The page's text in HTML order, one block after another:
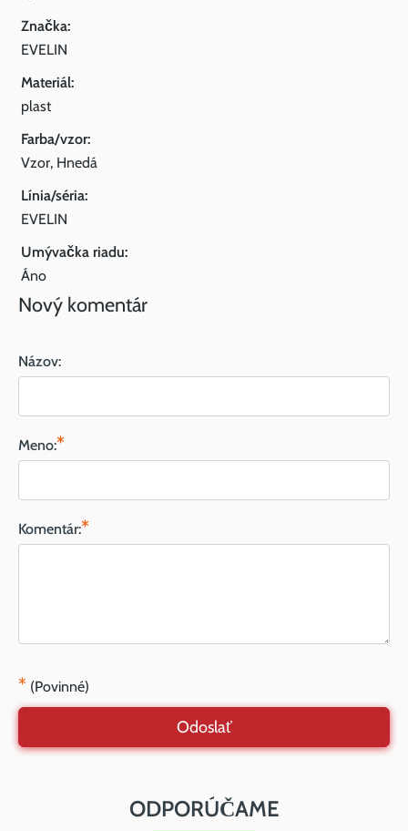
Značka:
EVELIN
Materiál:
plast
Farba/vzor:
Vzor, Hnedá
Línia/séria:
EVELIN
Umývačka riadu:
Áno
Nový komentár
Názov:
Meno:*
Komentár:*
* (Povinné)
Odoslať
ODPORÚČAME